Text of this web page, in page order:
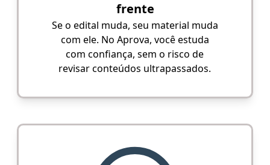
frente
Se o edital muda, seu material muda
com ele. No Aprova, você estuda
com confiança, sem o risco de
revisar conteúdos ultrapassados.